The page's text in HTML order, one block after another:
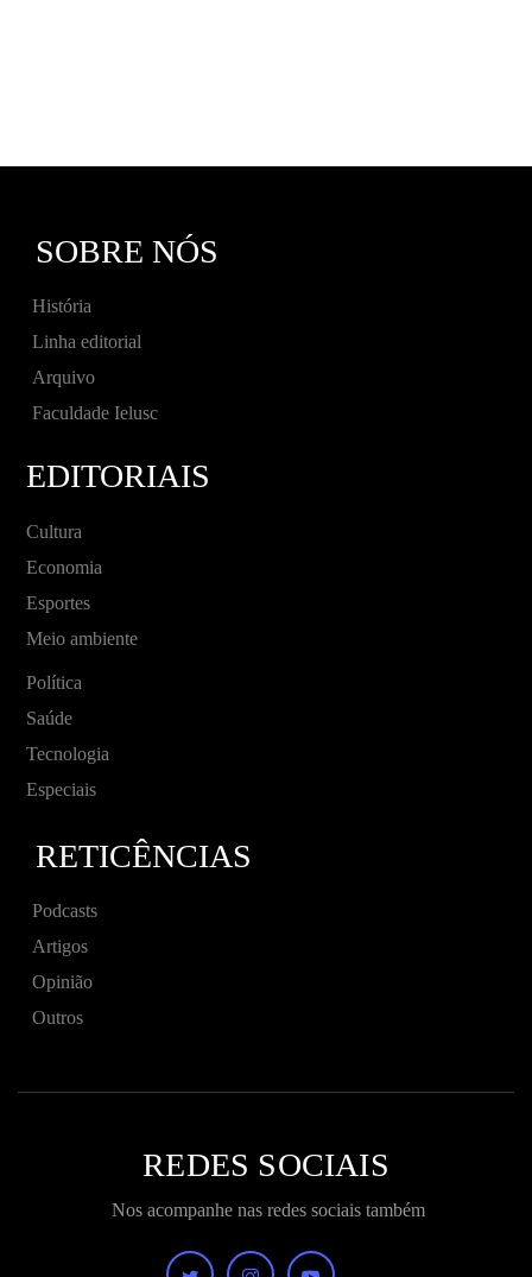
SOBRE NÓS
História
Linha editorial
Arquivo
Faculdade Ielusc
EDITORIAIS
Cultura
Economia
Esportes
Meio ambiente
Política
Saúde
Tecnologia
Especiais
RETICÊNCIAS
Podcasts
Artigos
Opinião
Outros
REDES SOCIAIS
Nos acompanhe nas redes sociais também